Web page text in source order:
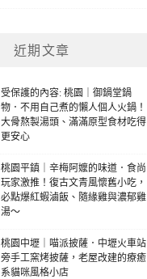
近期文章
受保護的內容: 桃園｜御鍋堂鍋
物．不用自己煮的懶人個人火鍋！
大骨熬製湯頭、滿滿原型食材吃得
更安心
桃園平鎮｜辛梅阿嬤的味道．食尚
玩家激推！復古文青風懷舊小吃，
必點爆紅蝦滷飯、隨緣雞與濃郁雞
湯～
桃園中壢｜喵派披薩．中壢火車站
旁手工窯烤披薩，老屋改建的療癒
系貓咪風格小店